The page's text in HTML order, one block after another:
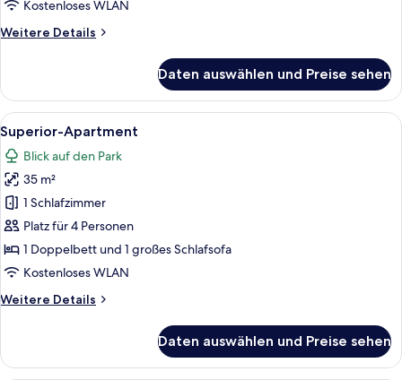
Kostenloses WLAN
Weitere Details
Weitere
Apartment
Daten auswählen und Preise sehen
Alle
Fotos
für
Superior-
Apartment
anzeigen
Ein modernes Schlafzimmer mit
14
Superior-Apartment
Blick auf den Park
35 m²
1 Schlafzimmer
Platz für 4 Personen
1 Doppelbett und 1 großes Schlafsofa
Kostenloses WLAN
Weitere Details
Weitere
Apartment
Daten auswählen und Preise sehen